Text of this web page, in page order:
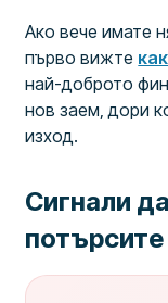
Ако вече имате
първо вижте
най-доброто
нов заем, дори
изход.
Сигнали
потърсите